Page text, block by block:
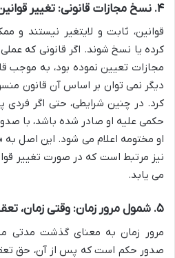
۴. نسخ مجازات قانونی: تغییر قوانین و تاثیر آن
قوانین، ثابت و لایتغیر نیستند و
کرده یا نسخ شوند. اگر قانونی که
مجازات تعیین نموده بود، به موجب
دیگر نمی توان بر اساس آن قانون
کرد. در چنین شرایطی، حتی اگر
حکمی علیه او صادر شده باشد، با
او مختومه اعلام می شود. این اصل به
نیز مرتبط است که در صورت تغییر
می یابد.
۵. شمول مرور زمان: وقتی زمان، تعقیب را می ستاند
مرور زمان به معنای گذشت مدتی
صدور حکم است که پس از آن، حق